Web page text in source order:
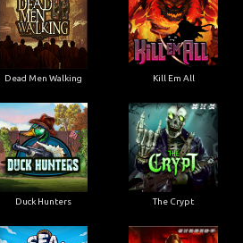
Dead Men Walking Kill Em All
Duck Hunters The Crypt